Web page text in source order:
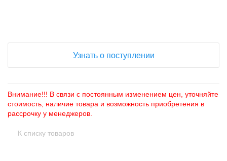
Узнать о поступлении
Внимание!!! В связи с постоянным изменением цен, уточняйте
стоимость, наличие товара и возможность приобретения в
рассрочку у менеджеров.
К списку товаров